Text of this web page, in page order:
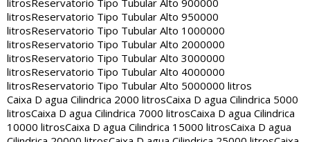
litrosReservatorio Tipo Tubular Alto 900000
litrosReservatorio Tipo Tubular Alto 950000
litrosReservatorio Tipo Tubular Alto 1000000
litrosReservatorio Tipo Tubular Alto 2000000
litrosReservatorio Tipo Tubular Alto 3000000
litrosReservatorio Tipo Tubular Alto 4000000
litrosReservatorio Tipo Tubular Alto 5000000 litros
Caixa D agua Cilindrica 2000 litrosCaixa D agua Cilindrica 5000
litrosCaixa D agua Cilindrica 7000 litrosCaixa D agua Cilindrica
10000 litrosCaixa D agua Cilindrica 15000 litrosCaixa D agua